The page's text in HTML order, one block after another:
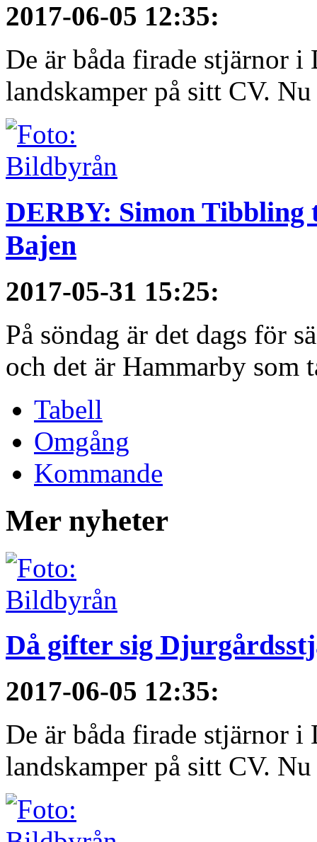
2017-06-05 12:35:
De är båda firade stjärnor i
landskamper på sitt CV.
DERBY: Simon
Bajen
2017-05-31 15:25:
På söndag är det dags för
och det är Hammarby som
Tabell
Omgång
Kommande
Mer nyheter
Då gifter sig
2017-06-05 12:35:
De är båda firade stjärnor i
landskamper på sitt CV.